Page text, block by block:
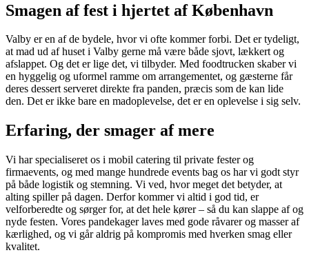
Smagen af fest i hjertet af København
Valby er en af de bydele, hvor vi ofte kommer forbi. Det er tydeligt,
at mad ud af huset i Valby gerne må være både sjovt, lækkert og
afslappet. Og det er lige det, vi tilbyder. Med foodtrucken skaber vi
en hyggelig og uformel ramme om arrangementet, og gæsterne får
deres dessert serveret direkte fra panden, præcis som de kan lide
den. Det er ikke bare en madoplevelse, det er en oplevelse i sig selv.
Erfaring, der smager af mere
Vi har specialiseret os i mobil catering til private fester og
firmaevents, og med mange hundrede events bag os har vi godt styr
på både logistik og stemning. Vi ved, hvor meget det betyder, at
alting spiller på dagen. Derfor kommer vi altid i god tid, er
velforberedte og sørger for, at det hele kører – så du kan slappe af og
nyde festen. Vores pandekager laves med gode råvarer og masser af
kærlighed, og vi går aldrig på kompromis med hverken smag eller
kvalitet.